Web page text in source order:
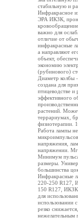
стабильную и
Инфракрасное
ЭРА ИКЗК,
важно для
отличие от
инфракрасные
а направляют
объект,
экономию
(рубинового)
Диаметр колбы
создана для
птицеводстве и
эффективного
растений.
террариумах,
физиотерапии.
Работа лампы не
напряжения,
напряжении.
Минимум
размеры.
большинства
Инфракрасные
220-250 R127,
150 R127,
для
использовании
резко
нежелательным